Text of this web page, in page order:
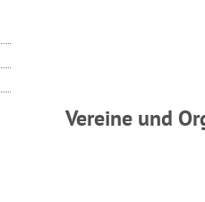
Vereine und